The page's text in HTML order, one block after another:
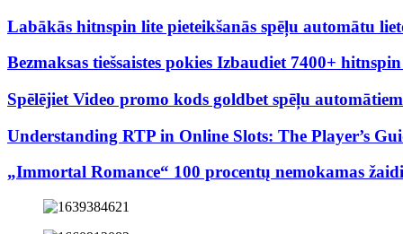
Labākās hitnspin lite pieteikšanās spēļu automātu
Bezmaksas tiešsaistes pokies Izbaudiet 7400+
Spēlējiet Video promo kods goldbet spēļu
Understanding RTP in Online Slots: The Player’s
„Immortal Romance“ 100 procentų nemokamas